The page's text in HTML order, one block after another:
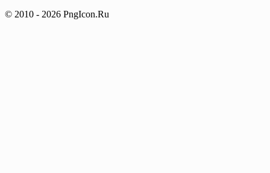
© 2010 - 2026 PngIcon.Ru